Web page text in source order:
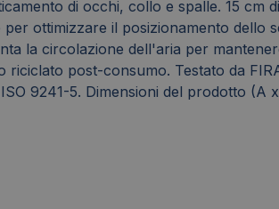
di occhi, collo e spalle. 15 cm
ottimizzare il posizionamento
la circolazione dell'aria per
post-consumo. Testato da
9241-5. Dimensioni del prodotto